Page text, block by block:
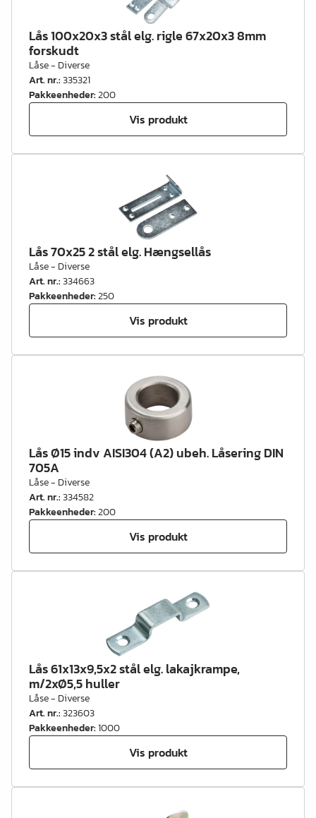
Lås 100x20x3 stål elg. rigle 67x20x3 8mm
forskudt
Låse - Diverse
Art. nr.:335321
Pakkeenheder:200
Vis produkt
Lås 70x25 2 stål elg. Hængsellås
Låse - Diverse
Art. nr.:334663
Pakkeenheder:250
Vis produkt
Lås Ø15 indv AISI304 (A2) ubeh. Låsering DIN
705A
Låse - Diverse
Art. nr.:334582
Pakkeenheder:200
Vis produkt
Lås 61x13x9,5x2 stål elg. lakajkrampe,
m/2xØ5,5 huller
Låse - Diverse
Art. nr.:323603
Pakkeenheder:1000
Vis produkt